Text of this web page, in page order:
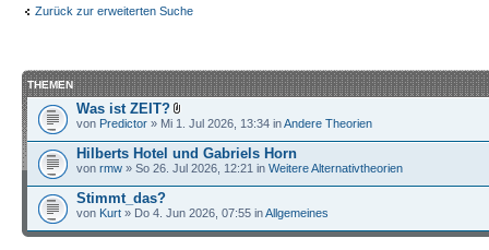
Zurück zur erweiterten Suche
THEMEN
Was ist ZEIT?
von Predictor » Mi 1. Jul 2026, 13:34 inAndere Theorien
Hilberts Hotel und Gabriels Horn
von rmw » So 26. Jul 2026, 12:21 in Weitere Alternativtheorien
Stimmt_das?
von Kurt » Do 4. Jun 2026, 07:55 inAllgemeines